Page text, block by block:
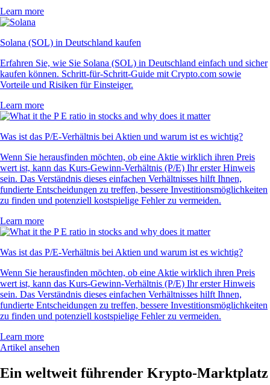
Learn more
Solana (SOL) in Deutschland kaufen
Erfahren Sie, wie Sie Solana (SOL) in Deutschland einfach und sicher
kaufen können. Schritt-für-Schritt-Guide mit Crypto.com sowie
Vorteile und Risiken für Einsteiger.
Learn more
Was ist das P/E-Verhältnis bei Aktien und warum ist es wichtig?
Wenn Sie herausfinden möchten, ob eine Aktie wirklich ihren Preis
wert ist, kann das Kurs-Gewinn-Verhältnis (P/E) Ihr erster Hinweis
sein. Das Verständnis dieses einfachen Verhältnisses hilft Ihnen,
fundierte Entscheidungen zu treffen, bessere Investitionsmöglichkeiten
zu finden und potenziell kostspielige Fehler zu vermeiden.
Learn more
Was ist das P/E-Verhältnis bei Aktien und warum ist es wichtig?
Wenn Sie herausfinden möchten, ob eine Aktie wirklich ihren Preis
wert ist, kann das Kurs-Gewinn-Verhältnis (P/E) Ihr erster Hinweis
sein. Das Verständnis dieses einfachen Verhältnisses hilft Ihnen,
fundierte Entscheidungen zu treffen, bessere Investitionsmöglichkeiten
zu finden und potenziell kostspielige Fehler zu vermeiden.
Learn more
Artikel ansehen
Ein weltweit führender Krypto-Marktplatz